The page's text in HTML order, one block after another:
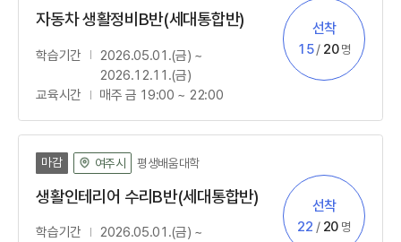
자동차 생활정비B반(세대통합반)
학습기간
2026.05.01.(금) ~
2026.12.11.(금)
교육시간
매주 금 19:00 ~ 22:00
모집방법
선착
신청
15 / 정원
20 명
마감 여주시 평생배움대학
생활인테리어 수리B반(세대통합반)
학습기간
2026.05.01.(금) ~
모집방법
선착
신청
22 / 정원
20 명